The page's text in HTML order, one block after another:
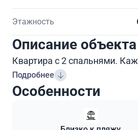
Этажность
Описание объекта
Квартира с 2 спальнями.
Подробнее
Особенности